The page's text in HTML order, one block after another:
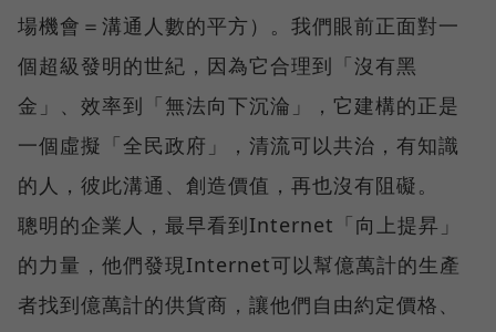
場機會＝溝通人數的平方）。我們眼前正面對一
個超級發明的世紀，因為它合理到「沒有黑
金」、效率到「無法向下沉淪」，它建構的正是
一個虛擬「全民政府」，清流可以共治，有知識
的人，彼此溝通、創造價值，再也沒有阻礙。
聰明的企業人，最早看到Internet「向上提昇」
的力量，他們發現Internet可以幫億萬計的生產
者找到億萬計的供貨商，讓他們自由約定價格、